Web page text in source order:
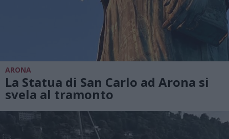
ARONA
La Statua di San Carlo ad Arona si
svela al tramonto